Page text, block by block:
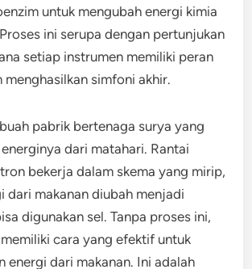
untuk mengubah energi kimia
ini serupa dengan pertunjukan
setiap instrumen memiliki peran
menghasilkan simfoni akhir.
pabrik bertenaga surya yang
dari matahari. Rantai
bekerja dalam skema yang mirip,
dari makanan diubah menjadi
digunakan sel. Tanpa proses ini,
cara yang efektif untuk
energi dari makanan. Ini adalah